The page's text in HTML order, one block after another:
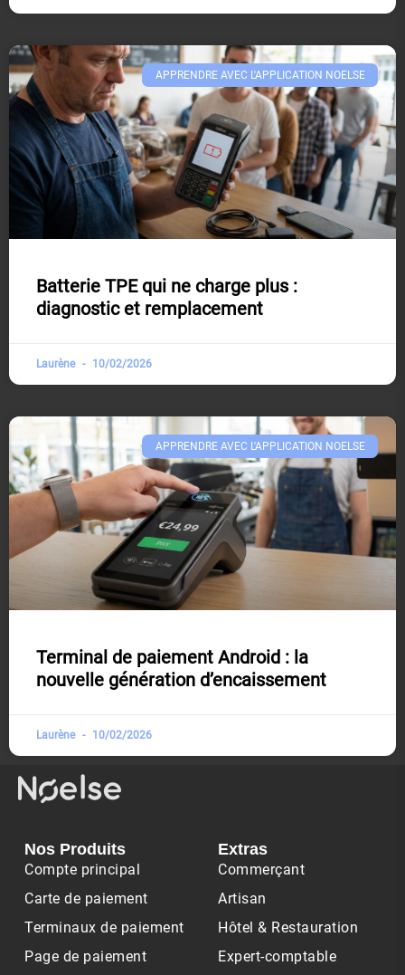
APPRENDRE AVEC L'APPLICATION NOELSE​
Batterie TPE qui ne charge plus :
diagnostic et remplacement
Laurène 10/02/2026
APPRENDRE AVEC L'APPLICATION NOELSE​
Terminal de paiement Android : la
nouvelle génération d’encaissement
Laurène 10/02/2026
Nos Produits
Compte principal
Carte de paiement
Terminaux de paiement
Page de paiement
Extras
Commerçant
Artisan
Hôtel & Restauration
Expert-comptable